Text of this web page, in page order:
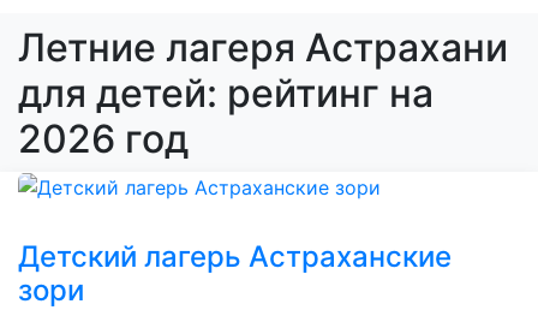
Летние лагеря Астрахани
для детей: рейтинг на
2026 год
Детский лагерь Астраханские
зори